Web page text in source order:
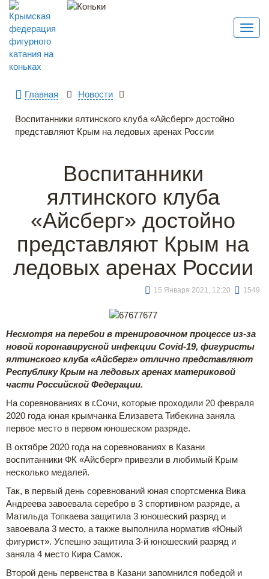
Главная Новости
Воспитанники ялтинского клуба «Айсберг» достойно
представляют Крым на ледовых аренах России
Воспитанники
ялтинского клуба
«Айсберг» достойно
представляют Крым на
ледовых аренах России
15 Января 2021, 12:20 1549
Несмотря на перебои в тренировочном процессе из-за
новой коронавирусной инфекции Covid-19, фигуристы
ялтинского клуба «Айсберг» отлично представляют
Республику Крым на ледовых аренах материковой
части Российской Федерации.
На соревнованиях в г.Сочи, которые проходили 20 февраля
2020 года юная крымчанка Елизавета Тибекина заняла
первое место в первом юношеском разряде.
В октябре 2020 года на соревнованиях в Казани
воспитанники ФК «Айсберг» привезли в любимый Крым
несколько медалей.
Так, в первый день соревнований юная спортсменка Вика
Андреева завоевала серебро в 3 спортивном разряде, а
Матильда Топкаева защитила 3 юношеский разряд и
завоевала 3 место, а также выполнила норматив «Юный
фигурист». Успешно защитила 3-й юношеский разряд и
заняла 4 место Кира Самок.
Второй день первенства в Казани запомнился победой и